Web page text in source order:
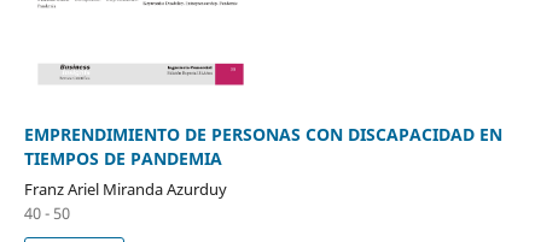
EMPRENDIMIENTO DE PERSONAS CON DISCAPACIDAD EN
TIEMPOS DE PANDEMIA
Franz Ariel Miranda Azurduy
40 - 50